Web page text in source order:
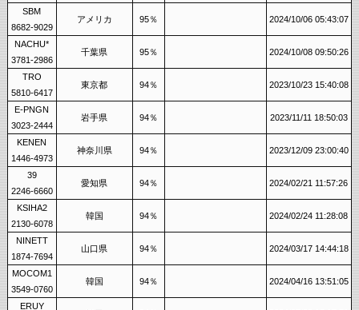
SBM
8682-9029
アメリカ 95％ 2024/10/06 05:43:07
NACHU*
3781-2986
千葉県 95％ 2024/10/08 09:50:26
TRO
5810-6417
東京都 94％ 2023/10/23 15:40:08
E-PNGN
3023-2444
岩手県 94％ 2023/11/11 18:50:03
KENEN
1446-4973
神奈川県 94％ 2023/12/09 23:00:40
39
2246-6660
愛知県 94％ 2024/02/21 11:57:26
KSIHA2
2130-6078
韓国 94％ 2024/02/24 11:28:08
NINETT
1874-7694
山口県 94％ 2024/03/17 14:44:18
MOCOM1
3549-0760
韓国 94％ 2024/04/16 13:51:05
ERUY